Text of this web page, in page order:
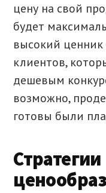
цену на свой
будет
высокий ценник
клиентов,
дешевым
возможно,
готовы были
Стратегии